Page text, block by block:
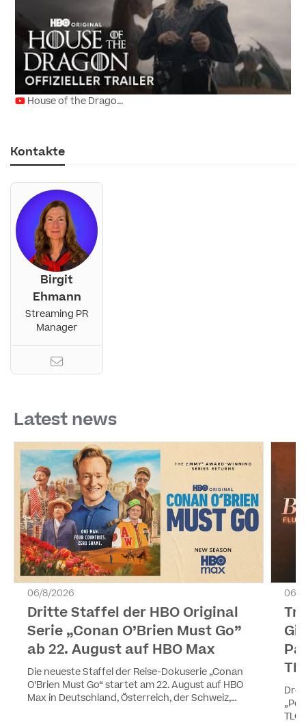
House of the Drago...
Kontakte
Birgit
Ehmann
Streaming PR
Manager
Latest news
06/8/2026
Dritte Staffel der HBO Original
Serie „Conan O’Brien Must Go”
ab 22. August auf HBO Max
Die neueste Staffel der Reise-Dokuserie „Conan
O’Brien Must Go“ startet am 22. August auf HBO
Max in Deutschland, Österreich, der Schweiz,
06/
TLC